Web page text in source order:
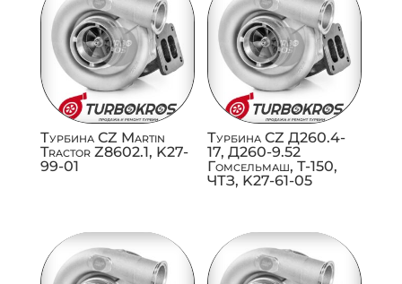
Турбина CZ Martin
Tractor Z8602.1, K27-
99-01
Турбина CZ Д260.4-
17, Д260-9.52
Гомсельмаш, Т-150,
ЧТЗ, K27-61-05